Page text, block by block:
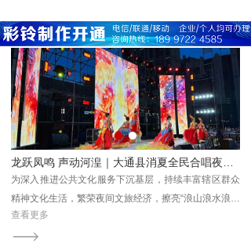
提供鲜活范本。
办。演唱会立足丰富群众
精神文化生活、推动文旅
深度融合、激发城市消费
活力，以高规格阵容、高
标准服务、高效能保障，
为市民及游客呈现了一场
音乐盛宴，展现了高原古
城西宁的城市魅力与开放
形象。
为深入推进公共文化服务下沉基层，持续丰富辖区群众
精神文化生活，繁荣夜间文旅经济，擦亮“浪山浪水浪大
通·在桥头感受这个夏的夜”城市文旅品牌。
查看更多